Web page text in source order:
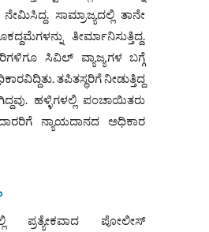
ಸಾಮ್ರಾಜ್ಯದಲ್ಲಿ ತಾನೇ
ತೀರ್ಮಾನಿಸುತ್ತಿದ್ದ.
ಸಿವಿಲ್ ವ್ಯಾಜ್ಯಗಳ ಬಗ್ಗೆ
ತಪಿತಸ್ಥರಿಗೆ ನೀಡುತ್ತಿದ್ದ
ಹಳ್ಳಿಗಳಲ್ಲಿ ಪಂಚಾಯಿತರು
ನ್ಯಾಯದಾನದ ಅಧಿಕಾರ
ಪ್ರತ್ಯೇಕವಾದ ಪೋಲೀಸ್